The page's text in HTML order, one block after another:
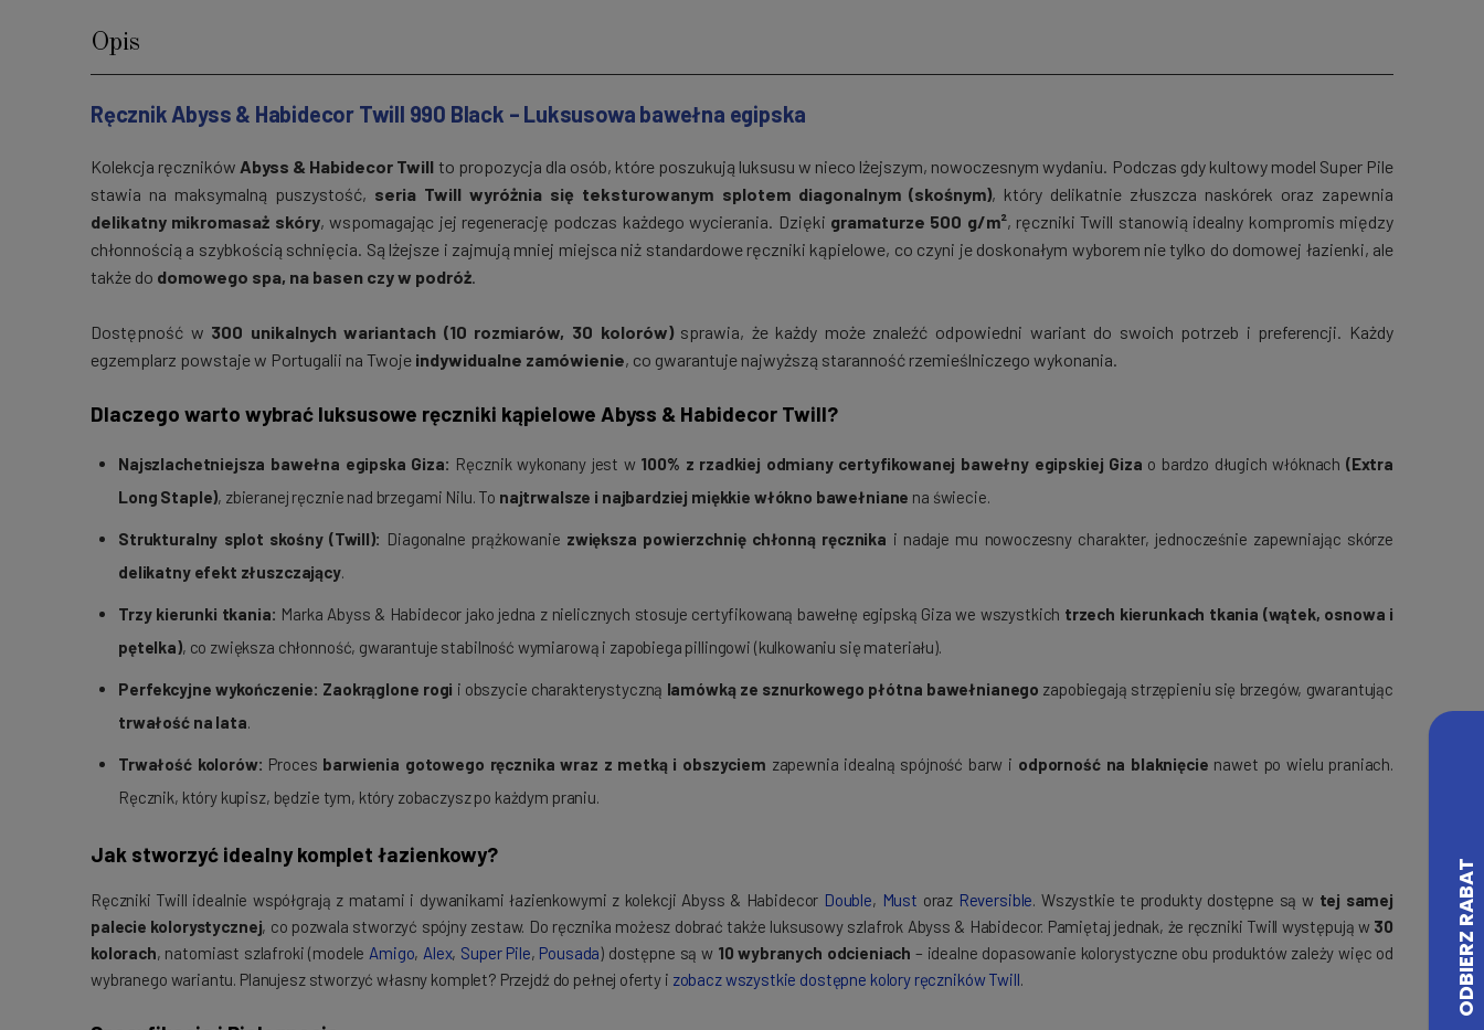
Opis
Ręcznik Abyss & Habidecor Twill 990 Black – Luksusowa bawełna egipska
Kolekcja ręczników Abyss & Habidecor Twill to propozycja dla osób, które poszukują luksusu w nieco lżejszym, nowoczesnym wydaniu. Podczas gdy kultowy model Super Pile
stawia na maksymalną puszystość, seria Twill wyróżnia się teksturowanym splotem diagonalnym (skośnym), który delikatnie złuszcza naskórek oraz zapewnia
delikatny mikromasaż skóry, wspomagając jej regenerację podczas każdego wycierania. Dzięki gramaturze 500 g/m², ręczniki Twill stanowią idealny kompromis między
chłonnością a szybkością schnięcia. Są lżejsze i zajmują mniej miejsca niż standardowe ręczniki kąpielowe, co czyni je doskonałym wyborem nie tylko do domowej łazienki, ale
także do domowego spa, na basen czy w podróż.
Dostępność w 300 unikalnych wariantach (10 rozmiarów, 30 kolorów)sprawia, że każdy może znaleźć odpowiedni wariant do swoich potrzeb i preferencji. Każdy
egzemplarz powstaje w Portugalii na Twoje indywidualne zamówienie, co gwarantuje najwyższą staranność rzemieślniczego wykonania.
Dlaczego warto wybrać luksusowe ręczniki kąpielowe Abyss & Habidecor Twill?
Najszlachetniejsza bawełna egipska Giza: Ręcznik wykonany jest w 100% z rzadkiej odmiany certyfikowanej bawełny egipskiej Giza o bardzo długich włóknach (Extra
Long Staple), zbieranej ręcznie nad brzegami Nilu. To najtrwalsze i najbardziej miękkie włókno bawełniane na świecie.
Strukturalny splot skośny (Twill): Diagonalne prążkowanie zwiększa powierzchnię chłonną ręcznika i nadaje mu nowoczesny charakter, jednocześnie zapewniając skórze
delikatny efekt złuszczający.
Trzy kierunki tkania: Marka Abyss & Habidecor jako jedna z nielicznych stosuje certyfikowaną bawełnę egipską Giza we wszystkich trzech kierunkach tkania (wątek, osnowa i
pętelka), co zwiększa chłonność, gwarantuje stabilność wymiarową i zapobiega pillingowi (kulkowaniu się materiału).
Perfekcyjne wykończenie: Zaokrąglone rogi i obszycie charakterystyczną lamówką ze sznurkowego płótna bawełnianego zapobiegają strzępieniu się brzegów, gwarantując
trwałość na lata.
Trwałość kolorów: Proces barwienia gotowego ręcznika wraz z metką i obszyciem zapewnia idealną spójność barw i odporność na blaknięcie nawet po wielu praniach.
Ręcznik, który kupisz, będzie tym, który zobaczysz po każdym praniu.
Jak stworzyć idealny komplet łazienkowy?
Ręczniki Twill idealnie współgrają z matami i dywanikami łazienkowymi z kolekcji Abyss & Habidecor Double, Must oraz Reversible. Wszystkie te produkty dostępne są w tej samej
palecie kolorystycznej, co pozwala stworzyć spójny zestaw. Do ręcznika możesz dobrać także luksusowy szlafrok Abyss & Habidecor. Pamiętaj jednak, że ręczniki Twill występują w 30
kolorach, natomiast szlafroki (modele Amigo, Alex, Super Pile, Pousada) dostępne są w 10 wybranych odcieniach – idealne dopasowanie kolorystyczne obu produktów zależy więc od
wybranego wariantu. Planujesz stworzyć własny komplet? Przejdź do pełnej oferty i zobacz wszystkie dostępne kolory ręczników Twill.